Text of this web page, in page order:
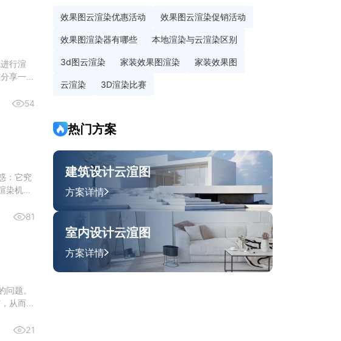
行渲
享一个
点击上
54
：它究
机制
题。核
81
题。
从而激
属”明21
效果图云渲染优惠活动 效果图云渲染促销活动
效果图渲染器有哪些 本地渲染与云渲染区别
3d图云渲染 家装效果图渲染 家装效果图
云渲染 3D渲染比赛
热门方案
建筑设计云渲图
方案详情
室内设计云渲图
方案详情